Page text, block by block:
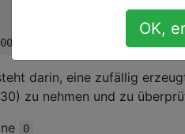
0
00
darin, eine zufällig
zu nehmen und zu
0
OK,